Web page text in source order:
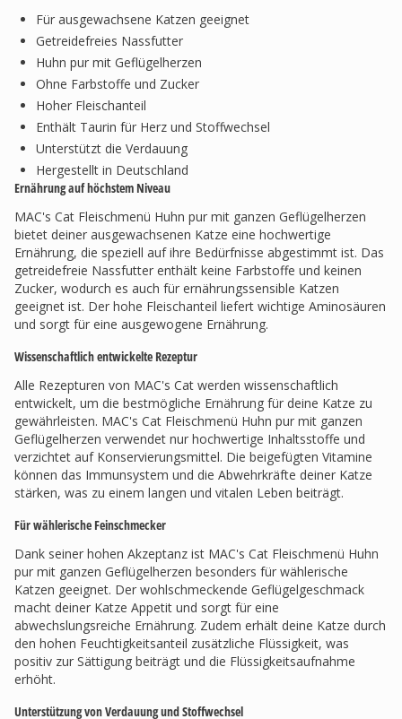
Für ausgewachsene Katzen geeignet
Getreidefreies Nassfutter
Huhn pur mit Geflügelherzen
Ohne Farbstoffe und Zucker
Hoher Fleischanteil
Enthält Taurin für Herz und Stoffwechsel
Unterstützt die Verdauung
Hergestellt in Deutschland
Ernährung auf höchstem Niveau
MAC's Cat Fleischmenü Huhn pur mit ganzen Geflügelherzen
bietet deiner ausgewachsenen Katze eine hochwertige
Ernährung, die speziell auf ihre Bedürfnisse abgestimmt ist. Das
getreidefreie Nassfutter enthält keine Farbstoffe und keinen
Zucker, wodurch es auch für ernährungssensible Katzen
geeignet ist. Der hohe Fleischanteil liefert wichtige Aminosäuren
und sorgt für eine ausgewogene Ernährung.
Wissenschaftlich entwickelte Rezeptur
Alle Rezepturen von MAC's Cat werden wissenschaftlich
entwickelt, um die bestmögliche Ernährung für deine Katze zu
gewährleisten. MAC's Cat Fleischmenü Huhn pur mit ganzen
Geflügelherzen verwendet nur hochwertige Inhaltsstoffe und
verzichtet auf Konservierungsmittel. Die beigefügten Vitamine
können das Immunsystem und die Abwehrkräfte deiner Katze
stärken, was zu einem langen und vitalen Leben beiträgt.
Für wählerische Feinschmecker
Dank seiner hohen Akzeptanz ist MAC's Cat Fleischmenü Huhn
pur mit ganzen Geflügelherzen besonders für wählerische
Katzen geeignet. Der wohlschmeckende Geflügelgeschmack
macht deiner Katze Appetit und sorgt für eine
abwechslungsreiche Ernährung. Zudem erhält deine Katze durch
den hohen Feuchtigkeitsanteil zusätzliche Flüssigkeit, was
positiv zur Sättigung beiträgt und die Flüssigkeitsaufnahme
erhöht.
Unterstützung von Verdauung und Stoffwechsel